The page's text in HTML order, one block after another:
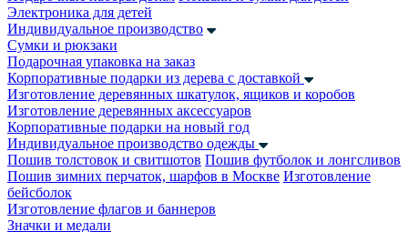
Электроника для детей
Индивидуальное производство
Сумки и рюкзаки
Подарочная упаковка на заказ
Корпоративные подарки из дерева с доставкой
Изготовление деревянных шкатулок, ящиков и коробов
Изготовление деревянных аксессуаров
Корпоративные подарки на новый год
Индивидуальное производство одежды
Пошив толстовок и свитшотов Пошив футболок и лонгсливов
Пошив зимних перчаток, шарфов в Москве Изготовление
бейсболок
Изготовление флагов и баннеров
Значки и медали